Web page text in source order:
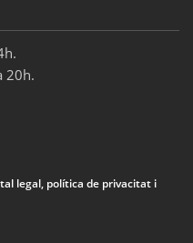
20h.
legal, política de privacitat i